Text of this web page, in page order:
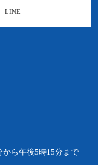
LINE
ら午後5時15分まで